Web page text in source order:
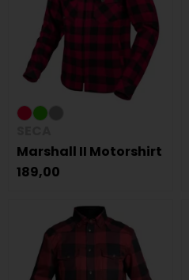
Marshall II Motorshirt
189,00